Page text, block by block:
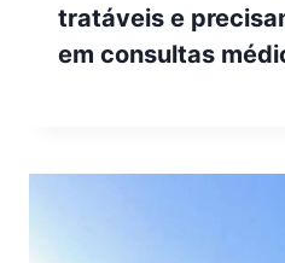
tratáveis e
em consultas